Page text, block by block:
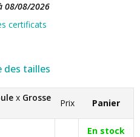
08/08/2026
certificats
des tailles
x Grosse
Prix Panier
En stock